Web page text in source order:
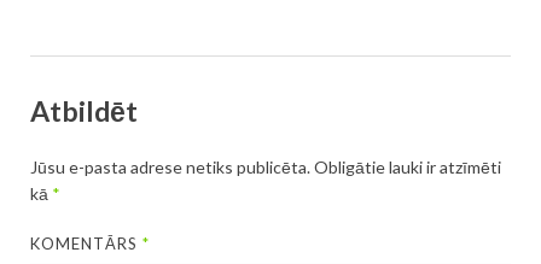
Atbildēt
Jūsu e-pasta adrese netiks publicēta.Obligātie lauki ir atzīmēti
kā *
KOMENTĀRS*